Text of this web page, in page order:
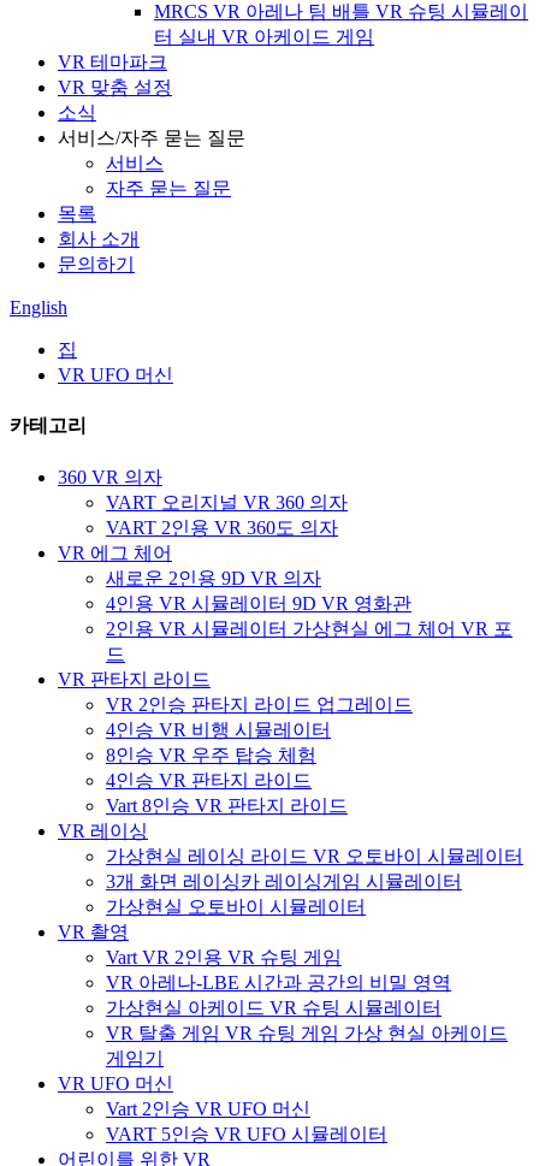
MRCS VR 아레나 팀 배틀 VR 슈팅 시뮬레이
터 실내 VR 아케이드 게임
VR 테마파크
VR 맞춤 설정
소식
서비스/자주 묻는 질문
서비스
자주 묻는 질문
목록
회사 소개
문의하기
English
집
VR UFO 머신
카테고리
360 VR 의자
VART 오리지널 VR 360 의자
VART 2인용 VR 360도 의자
VR 에그 체어
새로운 2인용 9D VR 의자
4인용 VR 시뮬레이터 9D VR 영화관
2인용 VR 시뮬레이터 가상현실 에그 체어 VR 포
드
VR 판타지 라이드
VR 2인승 판타지 라이드 업그레이드
4인승 VR 비행 시뮬레이터
8인승 VR 우주 탑승 체험
4인승 VR 판타지 라이드
Vart 8인승 VR 판타지 라이드
VR 레이싱
가상현실 레이싱 라이드 VR 오토바이 시뮬레이터
3개 화면 레이싱카 레이싱게임 시뮬레이터
가상현실 오토바이 시뮬레이터
VR 촬영
Vart VR 2인용 VR 슈팅 게임
VR 아레나-LBE 시간과 공간의 비밀 영역
가상현실 아케이드 VR 슈팅 시뮬레이터
VR 탈출 게임 VR 슈팅 게임 가상 현실 아케이드
게임기
VR UFO 머신
Vart 2인승 VR UFO 머신
VART 5인승 VR UFO 시뮬레이터
어린이를 위한 VR